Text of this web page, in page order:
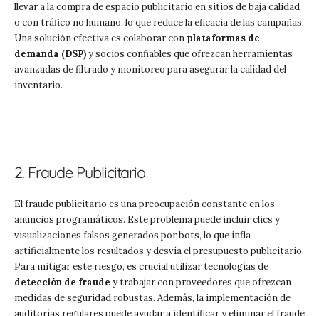
llevar a la compra de espacio publicitario en sitios de baja calidad
o con tráfico no humano, lo que reduce la eficacia de las campañas.
Una solución efectiva es colaborar con plataformas de
demanda (DSP)y socios confiables que ofrezcan herramientas
avanzadas de filtrado y monitoreo para asegurar la calidad del
inventario.
2. Fraude Publicitario
El fraude publicitario es una preocupación constante en los
anuncios programáticos. Este problema puede incluir clics y
visualizaciones falsos generados por bots, lo que infla
artificialmente los resultados y desvía el presupuesto publicitario.
Para mitigar este riesgo, es crucial utilizar tecnologías de
detección de fraude y trabajar con proveedores que ofrezcan
medidas de seguridad robustas. Además, la implementación de